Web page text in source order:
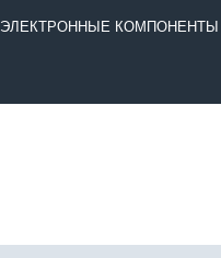
ЭЛЕКТРОННЫЕ КОМПОНЕНТЫ